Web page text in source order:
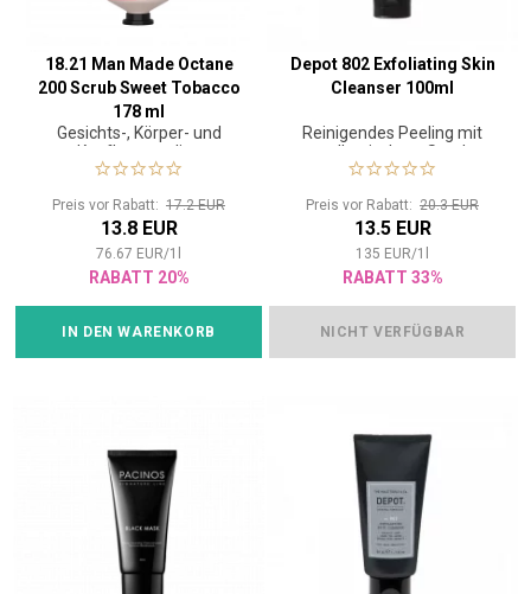
18.21 Man Made Octane
200 Scrub Sweet Tobacco
178 ml
Gesichts-, Körper- und
Kopfhautpeeling
Preis vor Rabatt: 17.2 EUR
13.8 EUR
76.67 EUR/1
RABATT 20%
IN DEN WARENKORB
Depot 802 Exfoliating Skin
Cleanser 100ml
Reinigendes Peeling mit
vulkanischem Sand
Preis vor Rabatt: 20.3 EUR
13.5 EUR
135 EUR/1
RABATT 33%
NICHT VERFÜGBAR